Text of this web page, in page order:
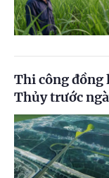
Thi công đồng
Thủy trước